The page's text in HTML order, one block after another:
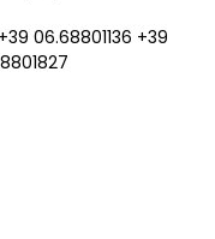
06.68801136 +39